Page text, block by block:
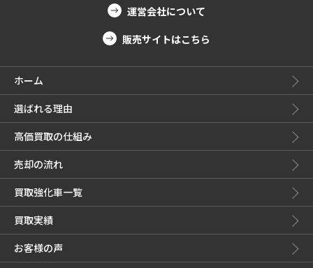
運営会社について
販売サイトはこちら
ホーム
選ばれる理由
高価買取の仕組み
売却の流れ
買取強化車一覧
買取実績
お客様の声